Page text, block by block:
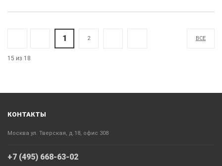
1 2 ВСЕ
15 из 18
КОНТАКТЫ
Москва ул. Тверская, д.18, офис 308
+7 (495) 668-63-02